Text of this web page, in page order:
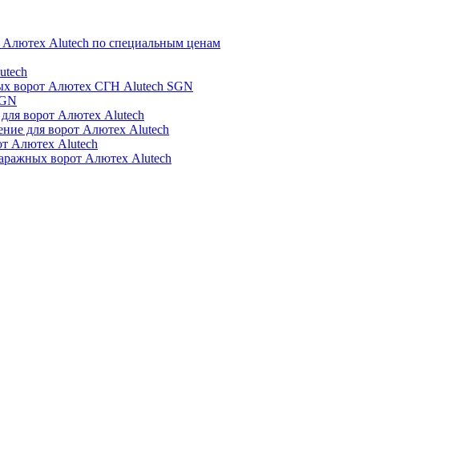
Алютех Alutech по специальным ценам
ворот Алютех СГН Alutech SGN
ворот Алютех Alutech
для ворот Алютех Alutech
Алютех Alutech
ворот Алютех Alutech